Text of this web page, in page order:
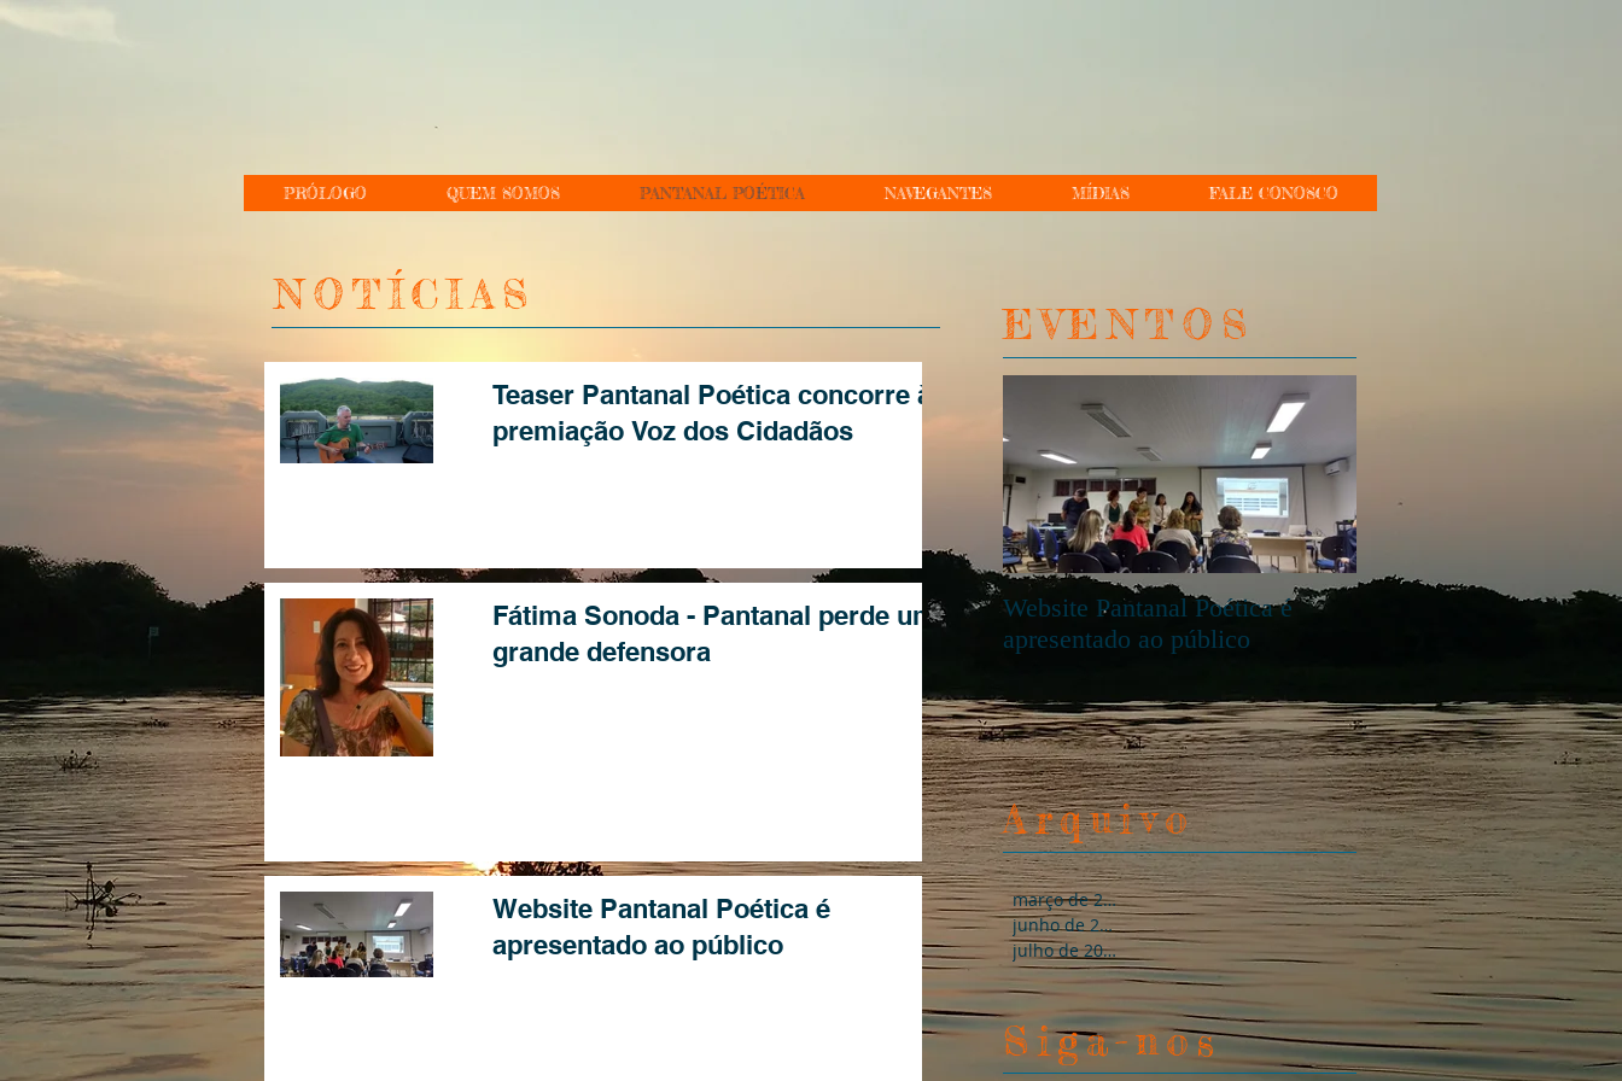
PRÓLOGO QUEM SOMOS PANTANAL POÉTICA NAVEGANTES MÍDIAS FALE CONOSCO
NOTÍCIAS
Teaser Pantanal Poética concorre à
premiação Voz dos Cidadãos
Fátima Sonoda - Pantanal perde uma
grande defensora
Website Pantanal Poética é
apresentado ao público
EVENTOS
Website Pantanal Poética é
apresentado ao público
Arquivo
março de 2018 (1)1 post
junho de 2017
(1)1 post
julho de 2016 (5)5 posts
Siga-nos